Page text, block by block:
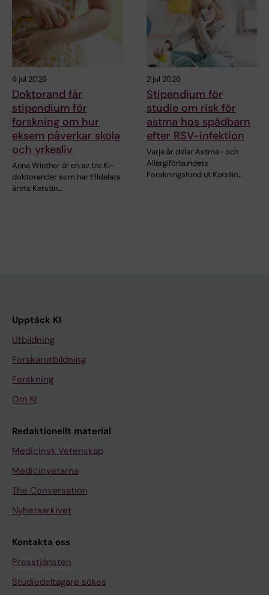
6 jul 2026
Doktorand får
stipendium för
forskning om hur
eksem påverkar skola
och yrkesliv
Anna Winther är en av tre KI-
doktorander som har tilldelats
årets Kerstin…
2 jul 2026
Stipendium för
studie om risk för
astma hos spädbarn
efter RSV-infektion
Varje år delar Astma- och
Allergiförbundets
Forskningsfond ut Kerstin…
Upptäck KI
Utbildning
Forskarutbildning
Forskning
Om KI
Redaktionellt material
Medicinsk Vetenskap
Medicinvetarna
The Conversation
Nyhetsarkivet
Kontakta oss
Presstjänsten
Studiedeltagare sökes